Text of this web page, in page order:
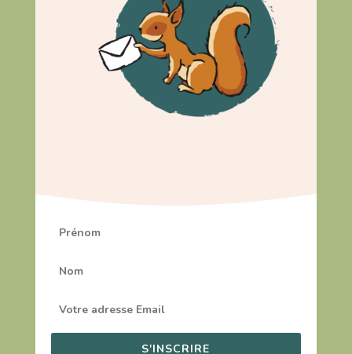
S'INSCRIRE